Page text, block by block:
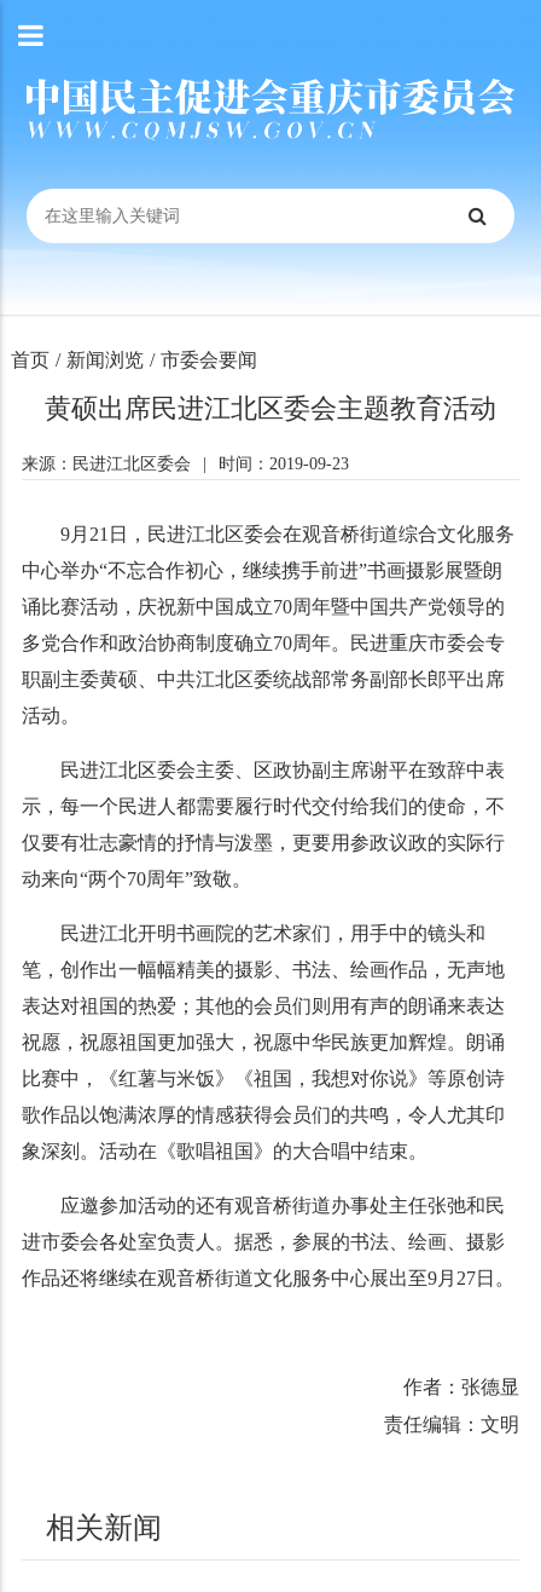
首页 / 新闻浏览 / 市委会要闻
黄硕出席民进江北区委会主题教育活动
来源：民进江北区委会 时间：2019-09-23
9月21日，民进江北区委会在观音桥街道综合文化服务
中心举办“不忘合作初心，继续携手前进”书画摄影展暨朗
诵比赛活动，庆祝新中国成立70周年暨中国共产党领导的
多党合作和政治协商制度确立70周年。民进重庆市委会专
职副主委黄硕、中共江北区委统战部常务副部长郎平出席
活动。
民进江北区委会主委、区政协副主席谢平在致辞中表
示，每一个民进人都需要履行时代交付给我们的使命，不
仅要有壮志豪情的抒情与泼墨，更要用参政议政的实际行
动来向“两个70周年”致敬。
民进江北开明书画院的艺术家们，用手中的镜头和
笔，创作出一幅幅精美的摄影、书法、绘画作品，无声地
表达对祖国的热爱；其他的会员们则用有声的朗诵来表达
祝愿，祝愿祖国更加强大，祝愿中华民族更加辉煌。朗诵
比赛中，《红薯与米饭》《祖国，我想对你说》等原创诗
歌作品以饱满浓厚的情感获得会员们的共鸣，令人尤其印
象深刻。活动在《歌唱祖国》的大合唱中结束。
应邀参加活动的还有观音桥街道办事处主任张弛和民
进市委会各处室负责人。据悉，参展的书法、绘画、摄影
作品还将继续在观音桥街道文化服务中心展出至9月27日。
作者：张德显
责任编辑：文明
相关新闻